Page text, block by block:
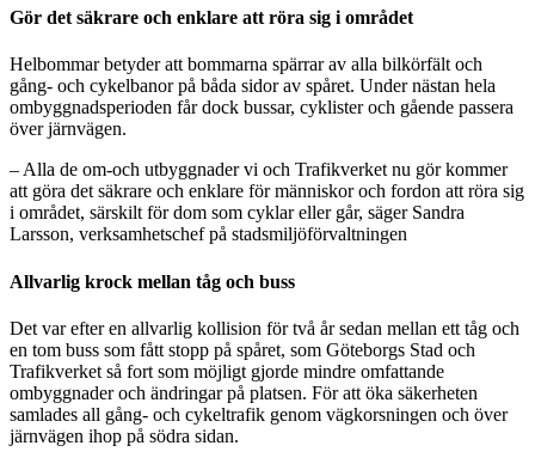
Gör det säkrare och enklare att röra sig i området
Helbommar betyder att bommarna spärrar av alla bilkörfält och
gång- och cykelbanor på båda sidor av spåret. Under nästan hela
ombyggnadsperioden får dock bussar, cyklister och gående passera
över järnvägen.
– Alla de om-och utbyggnader vi och Trafikverket nu gör kommer
att göra det säkrare och enklare för människor och fordon att röra sig
i området, särskilt för dom som cyklar eller går, säger Sandra
Larsson, verksamhetschef på stadsmiljöförvaltningen
Allvarlig krock mellan tåg och buss
Det var efter en allvarlig kollision för två år sedan mellan ett tåg och
en tom buss som fått stopp på spåret, som Göteborgs Stad och
Trafikverket så fort som möjligt gjorde mindre omfattande
ombyggnader och ändringar på platsen. För att öka säkerheten
samlades all gång- och cykeltrafik genom vägkorsningen och över
järnvägen ihop på södra sidan.